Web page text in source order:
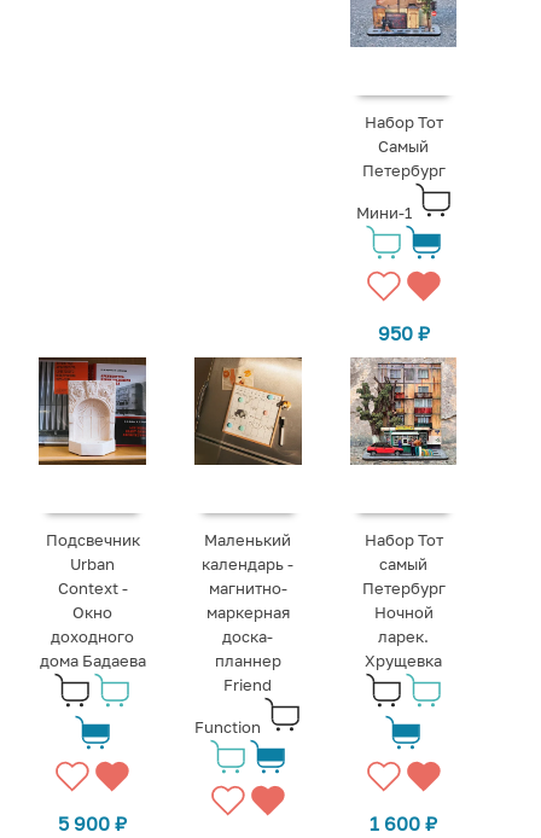
Набор Тот
Самый
Петербург
Мини-1
950 ₽
Подсвечник
Urban
Context -
Окно
доходного
дома Бадаева
5 900₽
Маленький
календарь -
магнитно-
маркерная
доска-
планнер
Friend
Function
Набор Тот
самый
Петербург
Ночной
ларек.
Хрущевка
1 600₽